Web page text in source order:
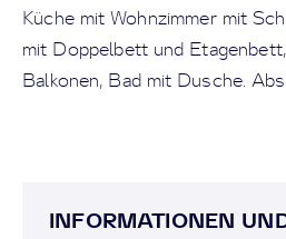
Küche mit Wohnzimmer mit
mit Doppelbett und
Balkonen, Bad mit Dusche.
INFORMATIONEN